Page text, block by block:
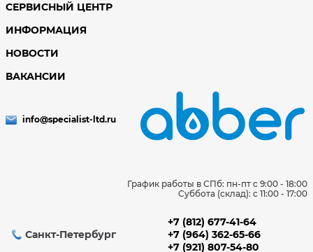
СЕРВИСНЫЙ ЦЕНТР
ИНФОРМАЦИЯ
НОВОСТИ
ВАКАНСИИ
info@specialist-ltd.ru
График работы в СПб: пн-пт с 9:00 - 18:00
Суббота (склад): c 11:00 - 17:00
Санкт-Петербург
+7 (812) 677-41-64
+7 (964) 362-65-66
+7 (921) 807-54-80